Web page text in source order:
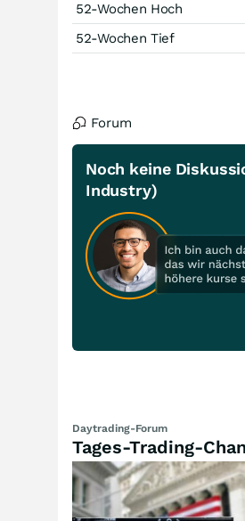
52-Wochen Hoch
52-Wochen Tief
Forum
Noch keine
Industry)
Daytrading-Forum
Tages-Trading-